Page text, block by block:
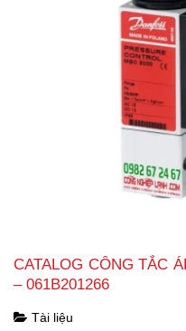
CATALOG CÔNG TẮC
– 061B201266
Tài liệu